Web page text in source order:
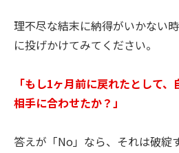
理不尽な結末に納得がいかない
に投げかけてみてください。
「もし1ヶ月前に戻れたとして
相手に合わせたか？」
答えが「No」なら、それは破綻